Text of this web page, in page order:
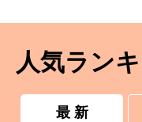
人気ラン
最 新